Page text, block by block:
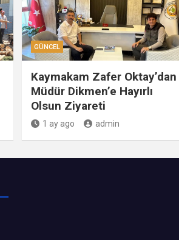
GÜNCEL
Kaymakam Zafer Oktay’dan
Müdür Dikmen’e Hayırlı
Olsun Ziyareti
1 ay ago admin